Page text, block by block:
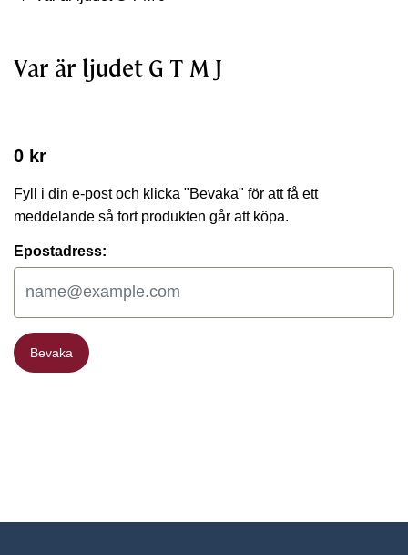
Var är ljudet G T M J
0 kr
Fyll i din e-post och klicka "Bevaka" för att få ett
meddelande så fort produkten går att köpa.
Epostadress:
Bevaka
Bevaka